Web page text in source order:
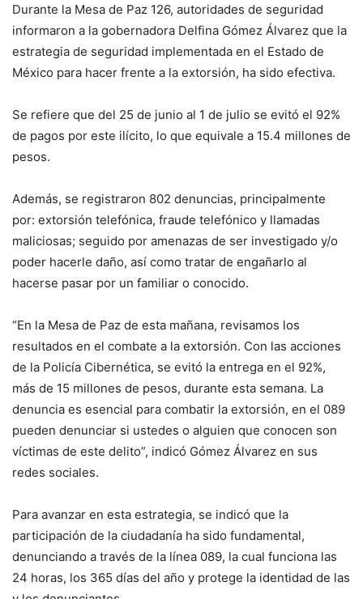
Durante la Mesa de Paz 126, autoridades de seguridad
informaron a la gobernadora Delfina Gómez Álvarez que la
estrategia de seguridad implementada en el Estado de
México para hacer frente a la extorsión, ha sido efectiva.
Se refiere que del 25 de junio al 1 de julio se evitó el 92%
de pagos por este ilícito, lo que equivale a 15.4 millones de
pesos.
Además, se registraron 802 denuncias, principalmente
por: extorsión telefónica, fraude telefónico y llamadas
maliciosas; seguido por amenazas de ser investigado y/o
poder hacerle daño, así como tratar de engañarlo al
hacerse pasar por un familiar o conocido.
“En la Mesa de Paz de esta mañana, revisamos los
resultados en el combate a la extorsión. Con las acciones
de la Policía Cibernética, se evitó la entrega en el 92%,
más de 15 millones de pesos, durante esta semana. La
denuncia es esencial para combatir la extorsión, en el 089
pueden denunciar si ustedes o alguien que conocen son
víctimas de este delito”, indicó Gómez Álvarez en sus
redes sociales.
Para avanzar en esta estrategia, se indicó que la
participación de la ciudadanía ha sido fundamental,
denunciando a través de la línea 089, la cual funciona las
24 horas, los 365 días del año y protege la identidad de las